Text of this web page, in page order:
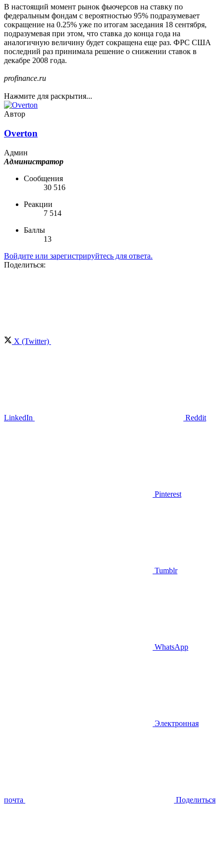
В настоящий момент рынок фьючерсов на ставку по
федеральным фондам с вероятностью 95% подразумевает
сокращение на 0.25% уже по итогам заседания 18 сентября,
подразумевая при этом, что ставка до конца года на
аналогичную величину будет сокращена еще раз. ФРС США
последний раз принимала решение о снижении ставок в
декабре 2008 года.
profinance.ru
Нажмите для раскрытия...
Автор
Overton
Админ
Администратор
Сообщения
30 516
Реакции
7 514
Баллы
13
Войдите или зарегистрируйтесь для ответа.
Поделиться:
X (Twitter)
LinkedIn Reddit
Pinterest
Tumblr
WhatsApp
Электронная
почта Поделиться